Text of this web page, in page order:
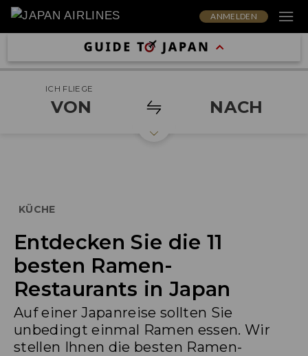
ANMELDEN
ICH FLIEGE
VON NACH
KÜCHE
Entdecken Sie die 11
besten Ramen-
Restaurants in Japan
Auf einer Japanreise sollten Sie
unbedingt einmal Ramen essen. Wir
stellen Ihnen die besten Ramen-